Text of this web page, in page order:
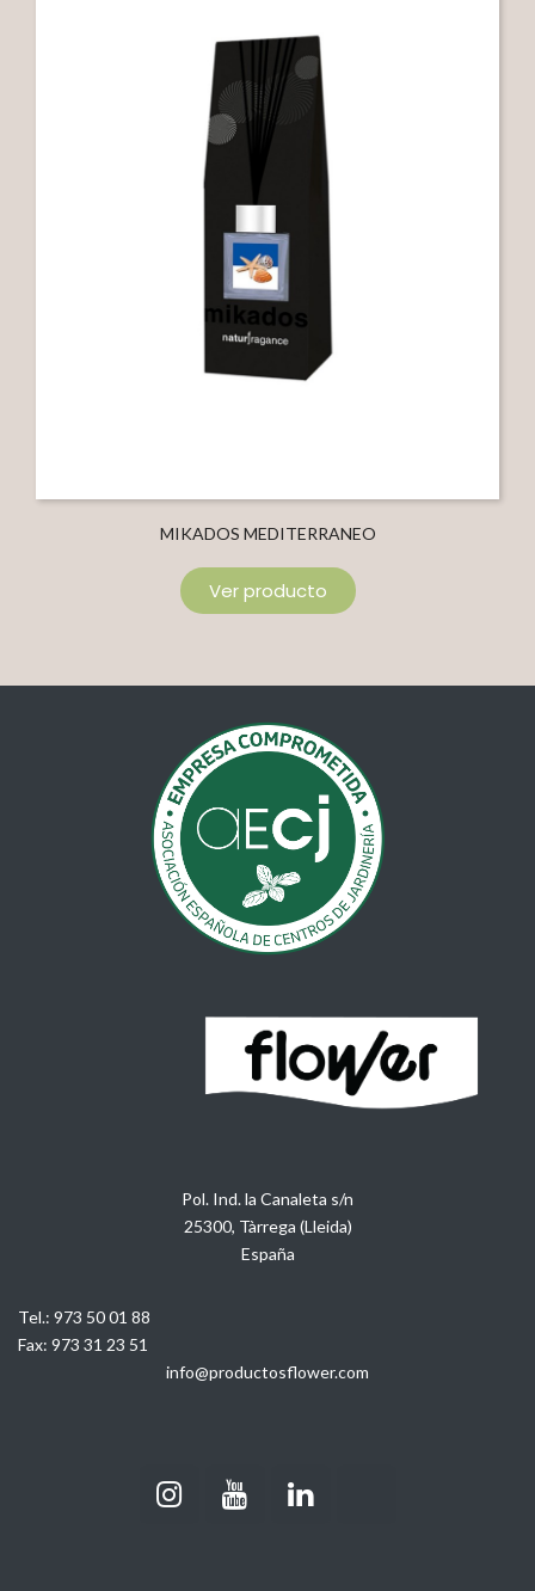
MIKADOS MEDITERRANEO
Ver producto
Pol. Ind. la Canaleta s/n
25300, Tàrrega (Lleida)
España
Tel.: 973 50 01 88
Fax: 973 31 23 51
info@productosflower.com